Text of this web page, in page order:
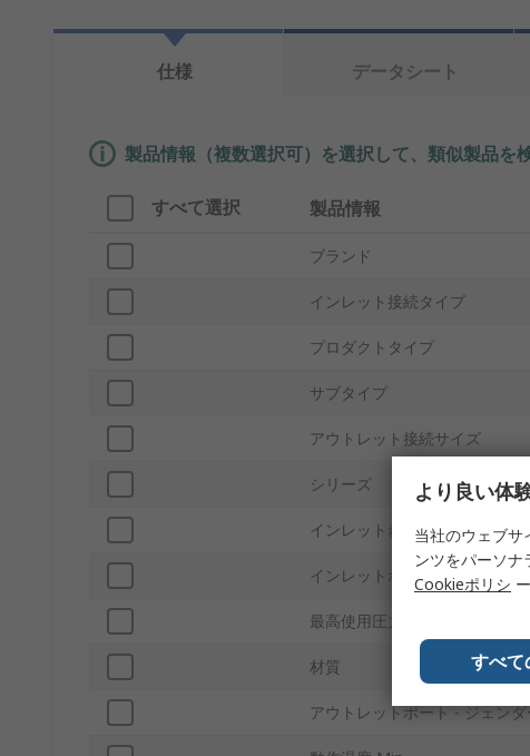
仕様 データシート
製品情報（複数選択可）を選択して、類似製品を
すべて選択 製品情報
ブランド
インレット接続タイプ
プロダクトタイプ
サブタイプ
アウトレット接続サイズ
シリーズ
インレットねじ規格
インレットポートのジェンダー
最高使用圧力
材質
アウトレットポート - ジェン
より良い体
当社のウェブサ
ンツをパーソナ
Cookieポリシ
すべ